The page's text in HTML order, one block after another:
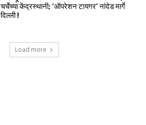
चर्चेच्या केंद्रस्थानी; ‘ऑपरेशन टायगर’ नांदेड मार्गे
दिल्ली !
Load more